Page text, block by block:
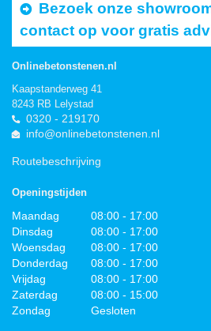
Bezoek onze
contact op voor gratis
Onlinebetonstenen.nl
Kaapstanderweg 41
8243 RB Lelystad
0320 - 219170
info@onlinebetonstenen.nl
Routebeschrijving
Openingstijden
Maandag
08:00 - 17:00
Dinsdag
08:00 - 17:00
Woensdag
08:00 - 17:00
Donderdag
08:00 - 17:00
Vrijdag
08:00 - 17:00
Zaterdag
08:00 - 15:00
Zondag
Gesloten